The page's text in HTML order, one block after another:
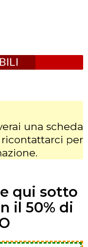
una scheda
per
qui sotto
il 50% di